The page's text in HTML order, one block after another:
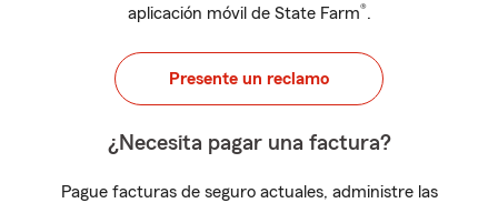
aplicación móvil de State Farm®.
Presente un reclamo
¿Necesita pagar una factura?
Pague facturas de seguro actuales, administre las